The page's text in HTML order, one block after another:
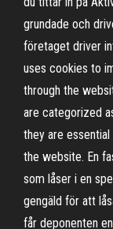
grundade och
företaget driver
uses cookies to
through the
are categorized
they are
the website. En
som låser i en
gengäld för att
får deponenten